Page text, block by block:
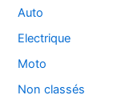
Auto
Electrique
Moto
Non classés